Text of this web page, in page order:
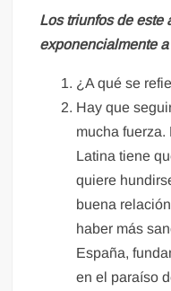
Los triunfos de este
exponencialmente
¿A qué se
Hay que
mucha fuerza.
Latina tiene
quiere
buena
haber más
España,
en el paraíso